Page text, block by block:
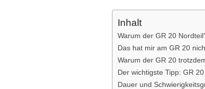
Inhalt
Warum der GR 20
Das hat mir am GR 20
Warum der GR 20
Der wichtigste Tipp: GR
Dauer und